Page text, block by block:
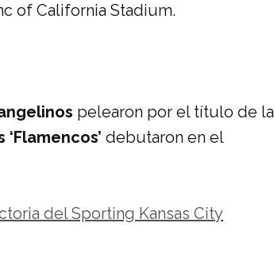
of California Stadium.
pelearon por el título de la
‘Flamencos’ debutaron en el
del Sporting Kansas City